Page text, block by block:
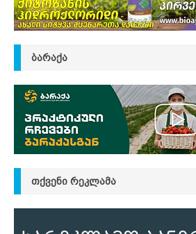
ᲑᲐᲠᲐᲥᲐ
ᲗᲥᲕᲔᲜᲘ ᲠᲔᲙᲚᲐᲛᲐ